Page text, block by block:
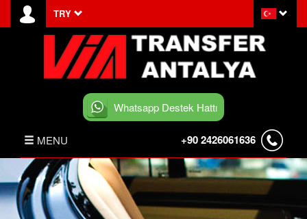
TRY
Whatsapp Destek Hattı
MENU +90 2426061636
ANASAYFA
HABERLER